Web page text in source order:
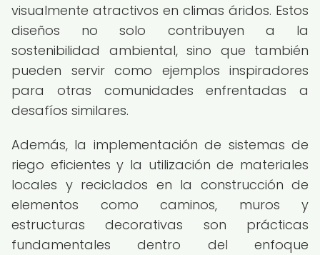
visualmente atractivos en climas áridos. Estos
diseños no solo contribuyen a la
sostenibilidad ambiental, sino que también
pueden servir como ejemplos inspiradores
para otras comunidades enfrentadas a
desafíos similares.
Además, la implementación de sistemas de
riego eficientes y la utilización de materiales
locales y reciclados en la construcción de
elementos como caminos, muros y
estructuras decorativas son prácticas
fundamentales dentro del enfoque